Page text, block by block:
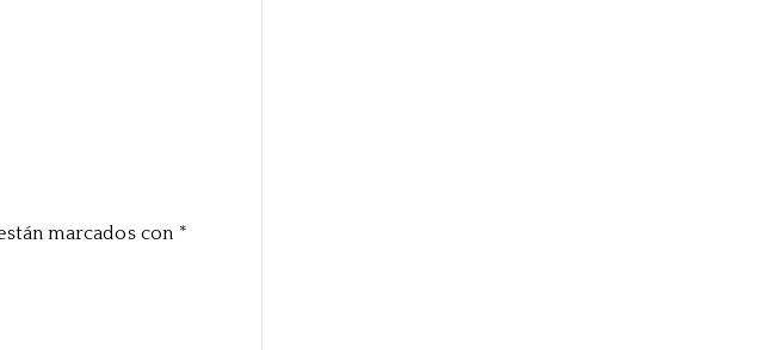
marcados con *